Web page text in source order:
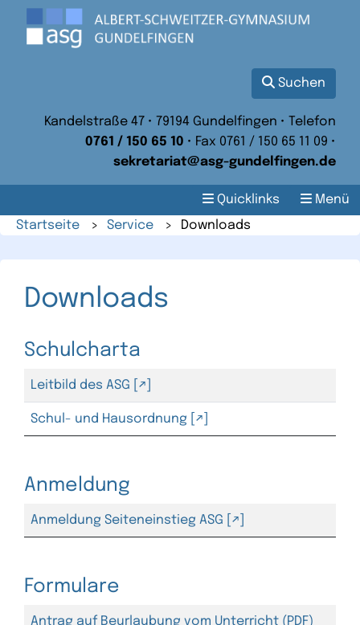
Suchen
Kandelstraße 47 • 79194 Gundelfingen • Telefon
0761 / 150 65 10 • Fax 0761 / 150 65 11 09 •
sekretariat@asg-gundelfingen.de
Menü
Quicklinks
Startseite
> Service > Downloads
Downloads
Schulcharta
Leitbild des ASG
Schul- und Hausordnung
Anmeldung
Anmeldung Seiteneinstieg ASG
Formulare
Antrag auf Beurlaubung vom Unterricht (PDF)